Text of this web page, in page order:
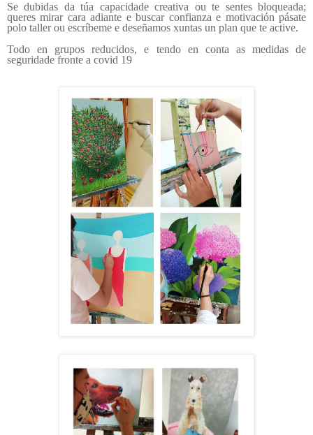
Se dubidas da túa capacidade creativa ou te sentes bloqueada;
queres mirar cara adiante e buscar confianza e motivaciónpásate
polo taller ou escríbeme e deseñamos xuntas un plan que te active.
Todo en grupos reducidos, e tendo en conta as medidas de
seguridade fronte a covid 19